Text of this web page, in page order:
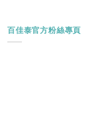
百佳泰官方粉絲專頁